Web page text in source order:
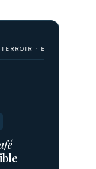
· ESPRESSO ·